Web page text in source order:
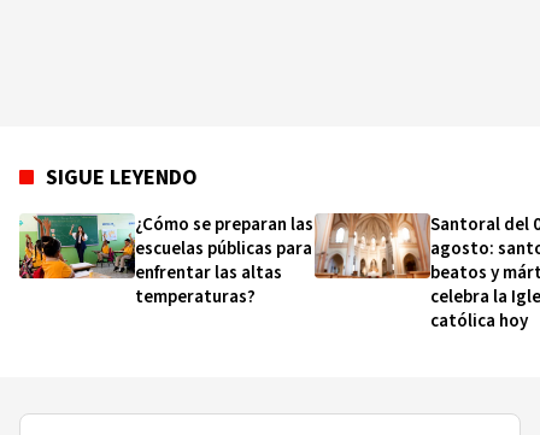
SIGUE LEYENDO
¿Cómo se preparan las
escuelas públicas para
enfrentar las altas
temperaturas?
Santoral del
agosto:
beatos y
celebra la
católica hoy